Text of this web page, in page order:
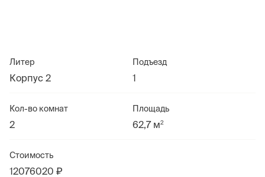
Литер
Корпус 2
Подъезд
1
Кол-во комнат
2
Площадь
62,7 м2
Стоимость
12076020 ₽